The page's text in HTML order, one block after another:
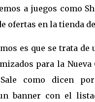
a juegos como
ofertas en la tienda
es que se trata de
para la Nueva
como dicen
banner con el